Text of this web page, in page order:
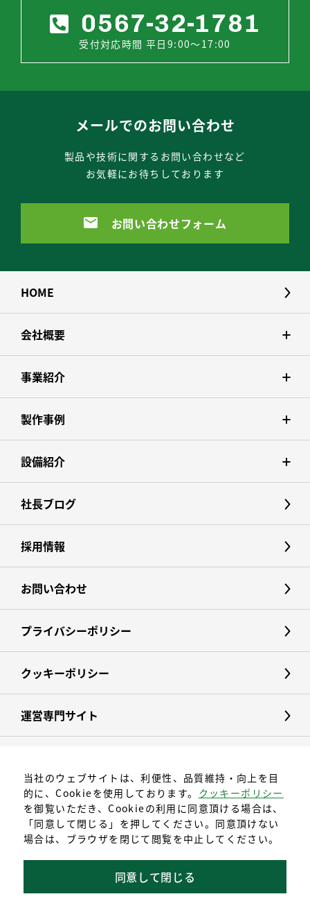
当社のウェブサイトは、利便性、品質維持・向上を目
的に、Cookieを使用しております。 クッキーポリシー
を御覧いただき、Cookieの利用に同意頂ける場合は、
「同意して閉じる」を押してください。同意頂けない
場合は、ブラウザを閉じて閲覧を中止してください。
同意して閉じる
0567-32-1781
受付対応時間 平日9:00～17:00
メールでのお問い合わせ
製品や技術に関するお問い合わせなど
お気軽にお待ちしております
お問い合わせフォーム
HOME
会社概要
事業紹介
製作事例
設備紹介
社長ブログ
採用情報
お問い合わせ
プライバシーポリシー
クッキーポリシー
運営専門サイト
〒496-0025
愛知県津島市中一色町字神明20番地
© moun-tec All rights reserved.